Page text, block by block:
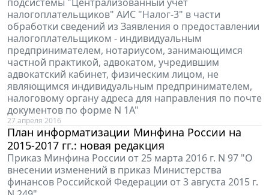
налогоплательщиков" АИС "Налог-3" в части
обработки сведений из Заявления о предоставлении
налогоплательщиком - индивидуальным
предпринимателем, нотариусом, занимающимся
частной практикой, адвокатом, учредившим
адвокатский кабинет, физическим лицом, не
являющимся индивидуальным предпринимателем,
налоговому органу адреса для направления по почте
документов по форме N 1А"
27 апреля 2016
План информатизации Минфина России на
2015-2017 гг.: новая редакция
Приказ Минфина России от 25 марта 2016 г. N 97 "О
внесении изменений в приказ Министерства
финансов Российской Федерации от 3 августа 2015 г.